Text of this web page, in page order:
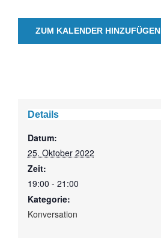
ZUM KALENDER HINZUFÜGEN
Details
Datum:
25. Oktober 2022
Zeit:
19:00 - 21:00
Kategorie:
Konversation